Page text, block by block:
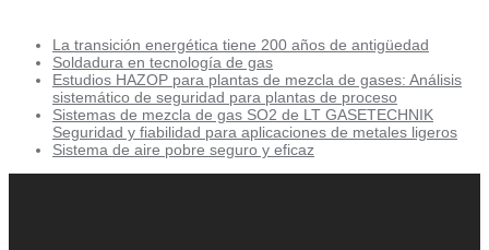
La transición energética tiene 200 años de antigüedad
Soldadura en tecnología de gas
Estudios HAZOP para plantas de mezcla de gases: Análisis
sistemático de seguridad para plantas de proceso
Sistemas de mezcla de gas SO2 de LT GASETECHNIK
Seguridad y fiabilidad para aplicaciones de metales ligeros
Sistema de aire pobre seguro y eficaz